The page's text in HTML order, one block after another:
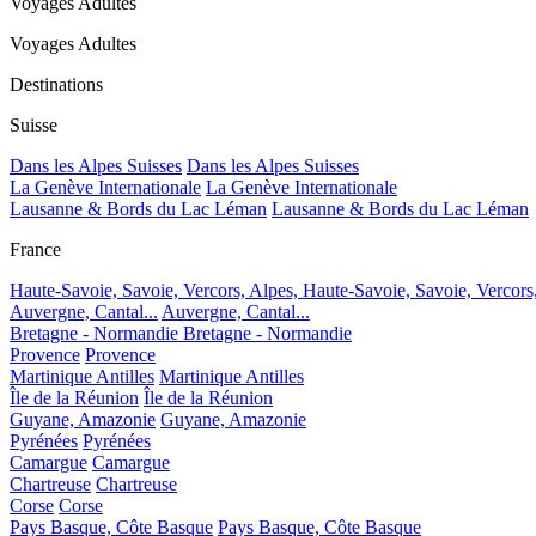
Voyages Adultes
Destinations
Suisse
Dans les Alpes Suisses Dans les Alpes Suisses
La Genève Internationale La Genève Internationale
Lausanne & Bords du Lac Léman Lausanne & Bords du Lac Léman
France
Haute-Savoie, Savoie, Vercors, Alpes, Haute-Savoie, Savoie,
Auvergne, Cantal... Auvergne, Cantal...
Bretagne - Normandie Bretagne - Normandie
Provence Provence
Martinique Antilles Martinique Antilles
Île de la Réunion Île de la Réunion
Guyane, Amazonie Guyane, Amazonie
Pyrénées Pyrénées
Camargue Camargue
Chartreuse Chartreuse
Corse Corse
Pays Basque, Côte Basque Pays Basque, Côte Basque